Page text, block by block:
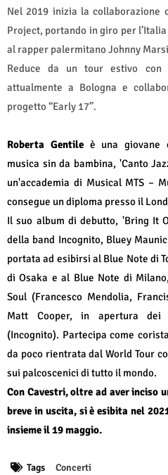
Nel 2019 inizia la collaborazione
Project, portando in giro per
al rapper palermitano Johnny
Reduce da un tour estivo con
attualmente a Bologna e
progetto “Early 17”.
Roberta Gentile è una giovane
musica sin da bambina, 'Canto
un'accademia di Musical MTS –
consegue un diploma presso il
Il suo album di debutto, 'Bring It
della band Incognito, Bluey
portata ad esibirsi al Blue Note di
di Osaka e al Blue Note di
Soul (Francesco Mendolia,
Matt Cooper, in apertura dei
(Incognito). Partecipa come
da poco rientrata dal World Tour
sui palcoscenici di tutto il mondo.
Con Cavestri, oltre ad aver inciso
breve in uscita, si è esibita nel
insieme il 19 maggio.
Tags Concerti